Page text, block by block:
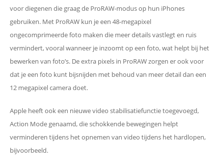
voor diegenen die graag de ProRAW-modus op hun iPhones
gebruiken. Met ProRAW kun je een 48-megapixel
ongecomprimeerde foto maken die meer details vastlegt en ruis
vermindert, vooral wanneer je inzoomt op een foto, wat helpt bij het
bewerken van foto’s. De extra pixels in ProRAW zorgen er ook voor
dat je een foto kunt bijsnijden met behoud van meer detail dan een
12 megapixel camera doet.
Apple heeft ook een nieuwe video stabilisatiefunctie toegevoegd,
Action Mode genaamd, die schokkende bewegingen helpt
verminderen tijdens het opnemen van video tijdens het hardlopen,
bijvoorbeeld.